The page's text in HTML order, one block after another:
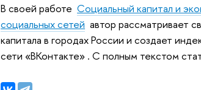
В своей работеСоциальный капитал и
социальных сетей автор рассматривает
капитала в городах России и создает
сети «ВКонтакте» . С полным текстом